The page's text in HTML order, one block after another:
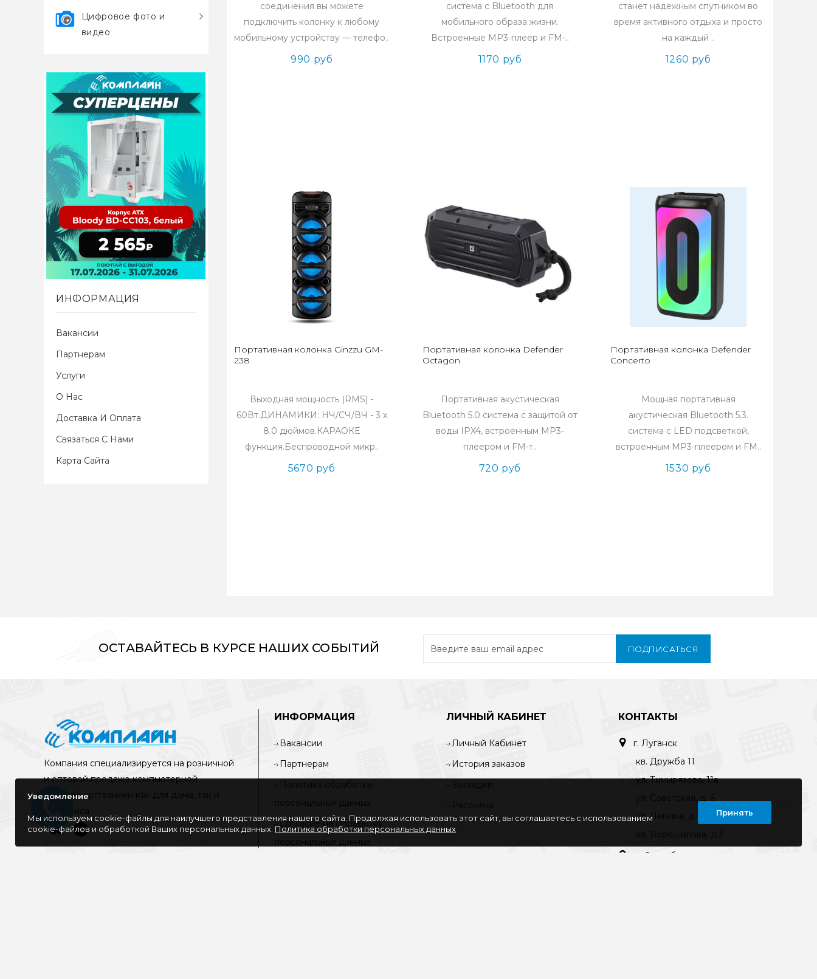
Цифровое фото и
видео
ИНФОРМАЦИЯ
Вакансии
Партнерам
Услуги
О Нас
Доставка И Оплата
Связаться С Нами
Карта Сайта
соединения вы можете
подключить колонку к любому
мобильному устройству — телефо..
990 руб
система с Bluetooth для
мобильного образа жизни.
Встроенные MP3-плеер и FM-..
1170 руб
станет надежным спутником во
время активного отдыха и просто
на каждый ..
1260 руб
Портативная колонка Ginzzu GM-
238
Выходная мощность (RMS) -
60Вт.ДИНАМИКИ: НЧ/СЧ/ВЧ - 3 х
8.0 дюймов.КАРАОКЕ
функция.Беспроводной микр..
5670 руб
Портативная колонка Defender
Octagon
Портативная акустическая
Bluetooth 5.0 система с защитой от
воды IPX4, встроенным MP3-
плеером и FM-т..
720 руб
Портативная колонка Defender
Concerto
Мощная портативная
акустическая Bluetooth 5.3.
система с LED подсветкой,
встроенным MP3-плеером и FM..
1530 руб
ОСТАВАЙТЕСЬ В КУРСЕ НАШИХ СОБЫТИЙ ПОДПИСАТЬСЯ
Компания специализируется на розничной
и оптовой продаже компьютерной
техники, оргтехники как для дома, так и
для офиса
ИНФОРМАЦИЯ
Вакансии
Партнерам
Политика обработки
персональных данных
Согласие на обработку
персональных данных
ЛИЧНЫЙ КАБИНЕТ
Личный Кабинет
История заказов
Закладки
Рассылка
КОНТАКТЫ
г. Луганск
кв. Дружба 11
ул. Тимирязева, 11а
ул. Советская, д. 6
ул. Ленина, д.143
кв. Ворошилова, д.3
г. Старобельск
Уведомление
Мы используем cookie-файлы для наилучшего представления нашего сайта. Продолжая использовать этот сайт, вы соглашаетесь с использованием
cookie-файлов и обработкой Ваших персональных данных. Политика обработки персональных данных
Принять